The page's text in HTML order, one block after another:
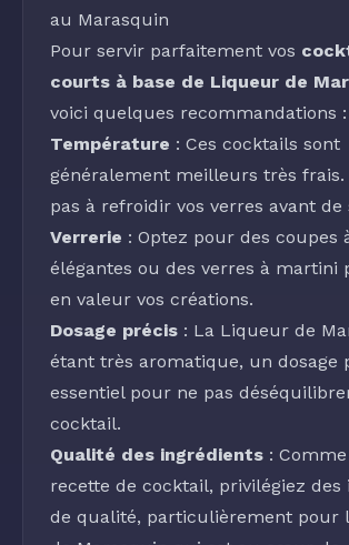
au Marasquin
Pour servir parfaitement vos
courts à base de Liqueur de
voici quelques recommandations :
Température : Ces cocktails sont
généralement meilleurs très frais.
pas à refroidir vos verres avant de
Verrerie : Optez pour des coupes
élégantes ou des verres à martini
en valeur vos créations.
Dosage précis : La Liqueur de
étant très aromatique, un dosage
essentiel pour ne pas
cocktail.
Qualité des ingrédients :
recette de cocktail, privilégiez des
de qualité, particulièrement pour